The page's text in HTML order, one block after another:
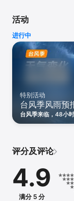
【大雨定点速报】提
和可行建议，准确指
【台风实时预报】实
型，可显示多天台风
【48小时分钟级地图
水、风力、空气质量
【会员应季服务与健
服务；同时涵盖由天
【地震预警】依据您
【自动续订商品规则】
组成部分，与其构成
限制》存在冲突的，
您理解并同意:
1.商品名称:连续包月
2.商品时长:1个月/3
3.商品服务内容：墨
活动
进行中
特别活动
台风季风雨预
台风季来临，48小
台风多路径预报、
评分及评论
4.9
满分 5 分